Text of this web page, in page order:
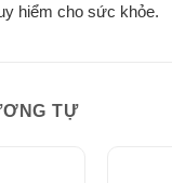
hiểm cho sức khỏe.
TỰ